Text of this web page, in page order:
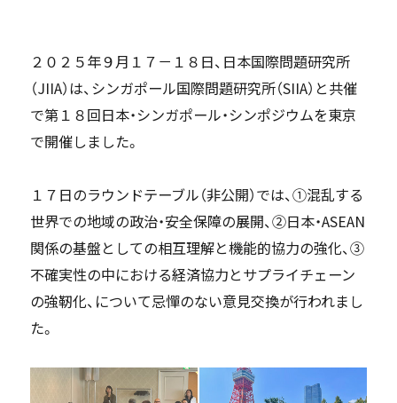
２０２５年９月１７－１８日、日本国際問題研究所
（JIIA）は、シンガポール国際問題研究所（SIIA）と共催
で第１８回日本・シンガポール・シンポジウムを東京
で開催しました。
１７日のラウンドテーブル（非公開）では、①混乱する
世界での地域の政治・安全保障の展開、②日本・ASEAN
関係の基盤としての相互理解と機能的協力の強化、③
不確実性の中における経済協力とサプライチェーン
の強靭化、について忌憚のない意見交換が行われまし
た。